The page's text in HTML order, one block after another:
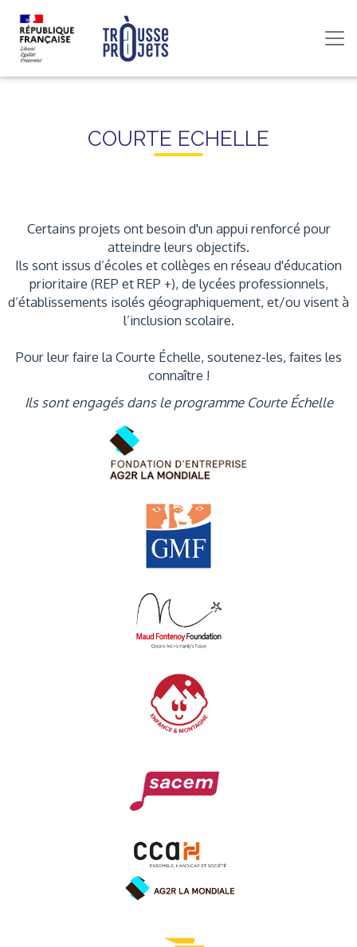
COURTE ECHELLE
Certains projets ont besoin d'un appui renforcé pour
atteindre leurs objectifs.
Ils sont issus d’écoles et collèges en réseau d'éducation
prioritaire (REP et REP +), de lycées professionnels,
d’établissements isolés géographiquement, et/ou visent à
l’inclusion scolaire.
Pour leur faire la Courte Échelle, soutenez-les, faites les
connaître !
Ils sont engagés dans le programme Courte Échelle